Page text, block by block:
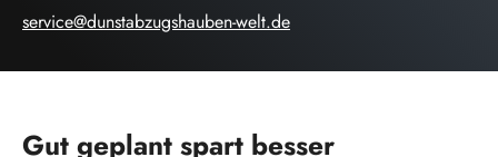
service@dunstabzugshauben-welt.de
Gut geplant spart besser